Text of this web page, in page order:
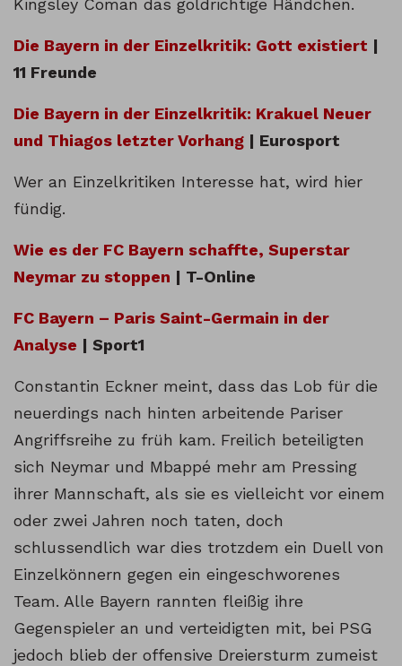
Kingsley Coman das goldrichtige Händchen.
Die Bayern in der Einzelkritik: Gott existiert |
11 Freunde
Die Bayern in der Einzelkritik: Krakuel Neuer
und Thiagos letzter Vorhang | Eurosport
Wer an Einzelkritiken Interesse hat, wird hier
fündig.
Wie es der FC Bayern schaffte, Superstar
Neymar zu stoppen | T-Online
FC Bayern – Paris Saint-Germain in der
Analyse | Sport1
Constantin Eckner meint, dass das Lob für die
neuerdings nach hinten arbeitende Pariser
Angriffsreihe zu früh kam. Freilich beteiligten
sich Neymar und Mbappé mehr am Pressing
ihrer Mannschaft, als sie es vielleicht vor einem
oder zwei Jahren noch taten, doch
schlussendlich war dies trotzdem ein Duell von
Einzelkönnern gegen ein eingeschworenes
Team. Alle Bayern rannten fleißig ihre
Gegenspieler an und verteidigten mit, bei PSG
jedoch blieb der offensive Dreiersturm zumeist